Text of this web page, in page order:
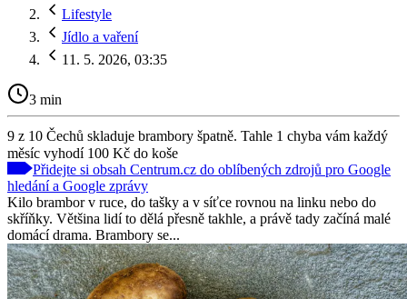
Lifestyle
Jídlo a vaření
11. 5. 2026, 03:35
3 min
9 z 10 Čechů skladuje brambory špatně. Tahle 1 chyba vám každý
měsíc vyhodí 100 Kč do koše
Přidejte si obsah Centrum.cz do oblíbených zdrojů pro Google
hledání a Google zprávy
Kilo brambor v ruce, do tašky a v síťce rovnou na linku nebo do
skříňky. Většina lidí to dělá přesně takhle, a právě tady začíná malé
domácí drama. Brambory se...